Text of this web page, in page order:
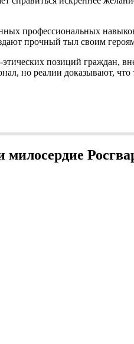
профессиональных
прочный тыл своим
позиций граждан,
но реалии доказывают,